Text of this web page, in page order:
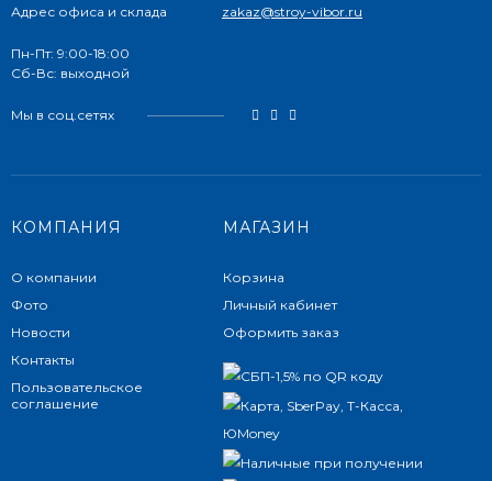
Адрес офиса и склада zakaz@stroy-vibor.ru
Пн-Пт: 9:00-18:00
Сб-Вс: выходной
Мы в соц.сетях
КОМПАНИЯ
О компании
Фото
Новости
Контакты
Пользовательское
соглашение
МАГАЗИН
Корзина
Личный кабинет
Оформить заказ